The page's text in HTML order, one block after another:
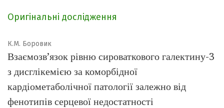
телебачення і радіомовлення № 1499 від 09.05.2024
про державну реєстрацію друкованого ЗМІ
Адреса редакції та видавця:
Україна, 61022, Харків, пр. Науки, 4
Тел. +38 063 069 9000 (з понеділка до п'ятниці 9:00-
17:00 за українським часом, крім святкових днів)
E-mail: ecm.journal@knmu.edu.ua,
Оригінальні дослідження
К.М. Боровик
Взаємозв’язок рівню сироваткового галектину-3
з дисглікемією за коморбідної
кардіометаболічної патології залежно від
фенотипів серцевої недостатності